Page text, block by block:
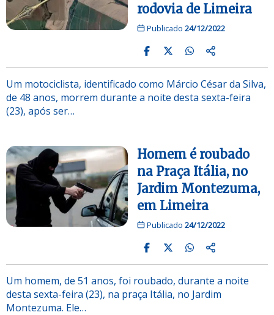
rodovia de Limeira
Publicado 24/12/2022
Um motociclista, identificado como Márcio César da Silva,
de 48 anos, morrem durante a noite desta sexta-feira
(23), após ser…
Homem é roubado
na Praça Itália, no
Jardim Montezuma,
em Limeira
Publicado 24/12/2022
Um homem, de 51 anos, foi roubado, durante a noite
desta sexta-feira (23), na praça Itália, no Jardim
Montezuma. Ele…